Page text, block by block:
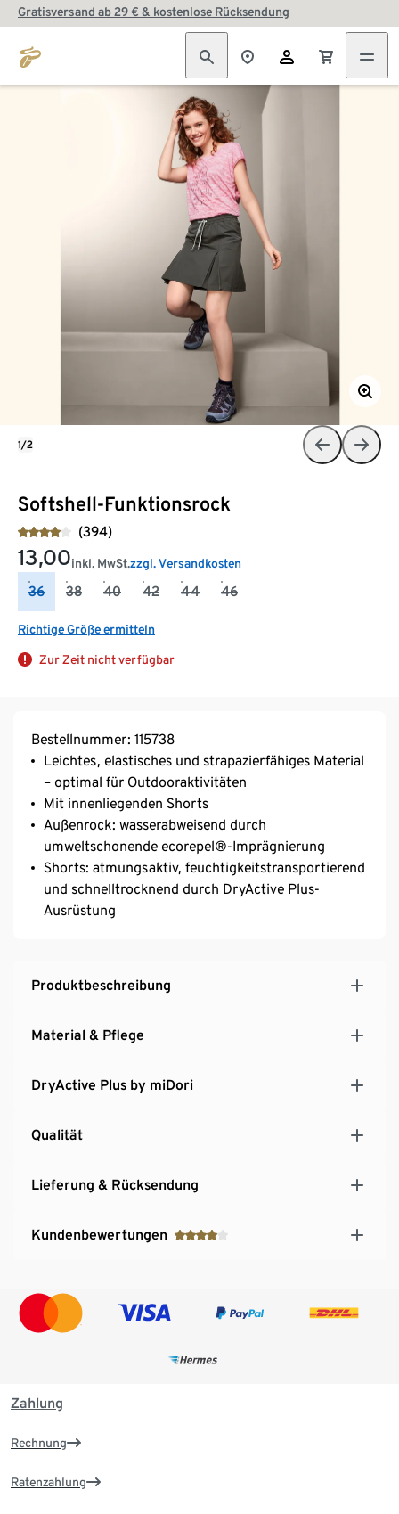
Gratisversand ab 29 € & kostenlose Rücksendung
Softshell-Funktionsrock
(394)
13,00inkl. MwSt.zzgl. Versandkosten
36 38 40 42 44 46
Richtige Größe ermitteln
Zur Zeit nicht verfügbar
1/2
Bestellnummer: 115738
Leichtes, elastisches und strapazierfähiges Material
– optimal für Outdooraktivitäten
Mit innenliegenden Shorts
Außenrock: wasserabweisend durch
umweltschonende ecorepel®-Imprägnierung
Shorts: atmungsaktiv, feuchtigkeitstransportierend
und schnelltrocknend durch DryActive Plus-
Ausrüstung
Produktbeschreibung
Material & Pflege
DryActive Plus by miDori
Qualität
Lieferung & Rücksendung
Kundenbewertungen
Zahlung
Rechnung
Ratenzahlung